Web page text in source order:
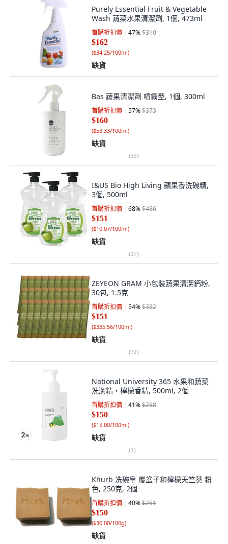
Purely Essential Fruit & Vegetable
Wash 蔬菜水果清潔劑, 1個, 473ml
首購折扣價 47%$310
$162
($34.25/100ml)
缺貨
Bas 蔬果清潔劑 噴霧型, 1個, 300ml
首購折扣價 57%$373
$160
($53.33/100ml)
缺貨
(33)
I&US Bio High Living 蘋果香洗碗精,
3個, 500ml
首購折扣價 68%$486
$151
($10.07/100ml)
缺貨
(37)
ZEYEON GRAM 小包裝蔬果清潔鈣粉,
30包, 1.5克
首購折扣價 54%$332
$151
($335.56/100ml)
缺貨
(72)
National University 365 水果和蔬菜
洗潔精，檸檬香精, 500ml, 2個
首購折扣價 41%$258
$150
($15.00/100ml)
缺貨
(1)
Khurb 洗碗皂 覆盆子和檸檬天竺葵 粉
色, 250克, 2個
首購折扣價 40%$251
$150
($30.00/100g)
缺貨